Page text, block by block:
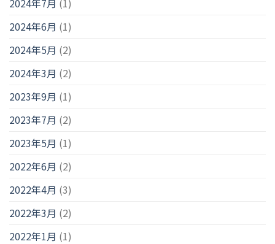
2024年6月 (1)
2024年5月 (2)
2024年3月 (2)
2023年9月 (1)
2023年7月 (2)
2023年5月 (1)
2022年6月 (2)
2022年4月 (3)
2022年3月 (2)
2022年1月 (1)